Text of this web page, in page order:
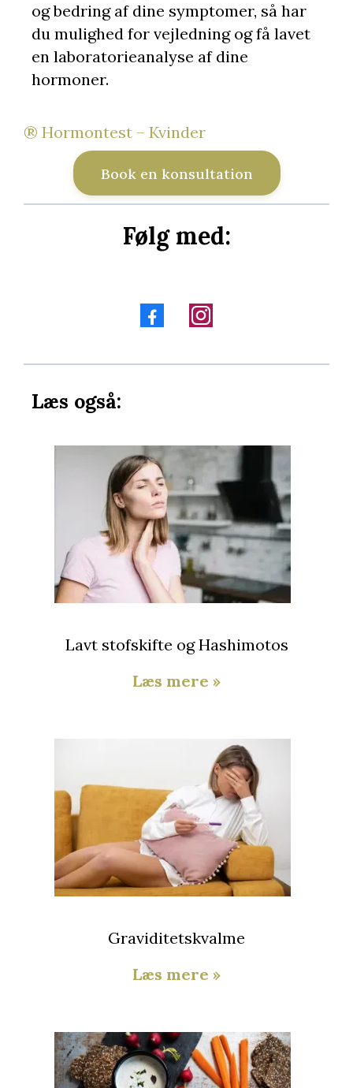
og bedring af dine symptomer, så har
du mulighed for vejledning og få lavet
en laboratorieanalyse af dine
hormoner.
® Hormontest – Kvinder
Book en konsultation
Følg med:
Læs også:
Lavt stofskifte og Hashimotos
Læs mere »
Graviditetskvalme
Læs mere »